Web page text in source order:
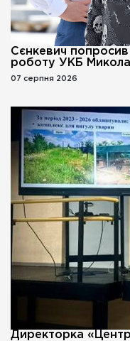
Сєнкевич попросив
роботу УКБ
07 серпня 2026
Директорка